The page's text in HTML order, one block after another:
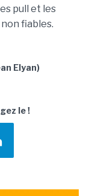
pull et les
fiables.
Elyan)
le !